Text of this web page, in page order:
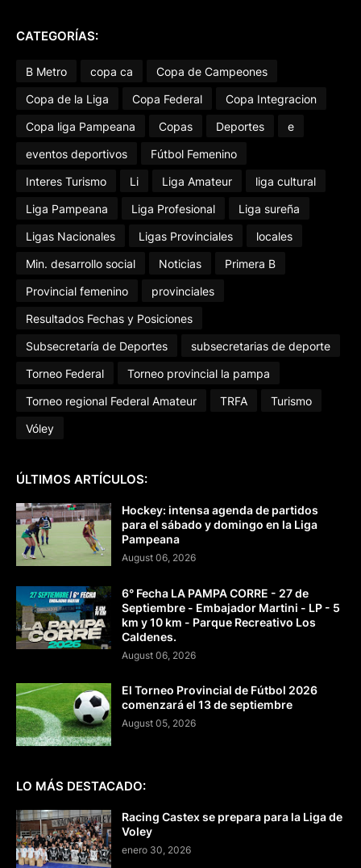
CATEGORÍAS:
B Metro copa ca
Copa de Campeones
Copa de la Liga
Copa Federal
Copa Integracion
Copa liga Pampeana
Copas Deportes
e
eventos deportivos
Fútbol Femenino
Interes Turismo
Li Liga Amateur
liga cultural
Liga Pampeana
Liga Profesional
Liga sureña
Ligas Nacionales
Ligas Provinciales
locales
Min. desarrollo social
Noticias
Primera B
Provincial femenino
provinciales
Resultados Fechas y Posiciones
Subsecretaría de Deportes
subsecretarias de deporte
Torneo Federal
Torneo provincial la pampa
Torneo regional Federal Amateur
TRFA
Turismo
Vóley
ÚLTIMOS ARTÍCULOS:
Hockey: intensa agenda de partidos
para el sábado y domingo en la Liga
Pampeana
August 06, 2026
6° Fecha LA PAMPA CORRE - 27 de
Septiembre - Embajador Martini - LP - 5
km y 10 km - Parque Recreativo Los
Caldenes.
August 06, 2026
El Torneo Provincial de Fútbol 2026
comenzará el 13 de septiembre
August 05, 2026
LO MÁS DESTACADO:
Racing Castex se prepara para la Liga de
Voley
enero 30, 2026